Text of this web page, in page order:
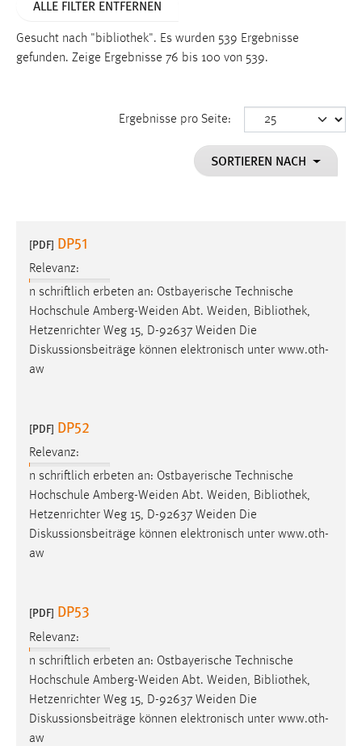
ALLE FILTER ENTFERNEN
Gesucht nach "bibliothek". Es wurden 539 Ergebnisse
gefunden. Zeige Ergebnisse 76 bis 100 von 539.
Ergebnisse pro Seite:
SORTIEREN NACH
[PDF] DP51
Relevanz:
n schriftlich erbeten an: Ostbayerische Technische
Hochschule Amberg-Weiden Abt. Weiden, Bibliothek,
Hetzenrichter Weg 15, D-92637 Weiden Die
Diskussionsbeiträge können elektronisch unter www.oth-
aw
[PDF] DP52
Relevanz:
n schriftlich erbeten an: Ostbayerische Technische
Hochschule Amberg-Weiden Abt. Weiden, Bibliothek,
Hetzenrichter Weg 15, D-92637 Weiden Die
Diskussionsbeiträge können elektronisch unter www.oth-
aw
[PDF] DP53
Relevanz:
n schriftlich erbeten an: Ostbayerische Technische
Hochschule Amberg-Weiden Abt. Weiden, Bibliothek,
Hetzenrichter Weg 15, D-92637 Weiden Die
Diskussionsbeiträge können elektronisch unter www.oth-
aw
Funktionen und sind für die einwandfreie Funktion der
Einverständnis
cookie_consent
Dieser Cookie speichert die ausgewählten Einverständnis-
Performance
Name:
Zweck:
Sprachpräferenz
Name:
site-language-preference
Zweck:
Das Cookie speichert die gewählte Sprache der Website.
Name:
MibewSessionID, MIBEW_UserID, mibew_locale, mibew-
chat-frame-style-5e9dbeb1811c0446
Zweck: